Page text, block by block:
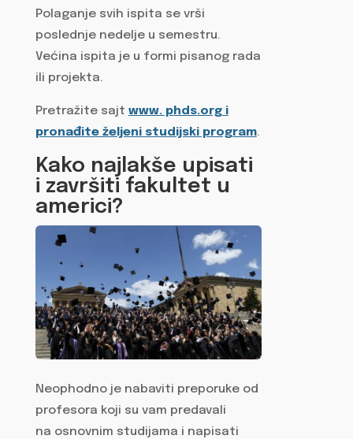
Polaganje svih ispita se vrši
poslednje nedelje u semestru.
Većina ispita je u formi pisanog rada
ili projekta.
Pretražite sajt www. phds.org i
pronađite željeni studijski program.
Kako najlakše upisati
i završiti fakultet u
americi?
Neophodno je nabaviti preporuke od
profesora koji su vam predavali
na osnovnim studijama i napisati